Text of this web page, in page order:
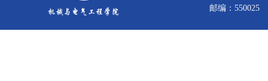
邮编：550025